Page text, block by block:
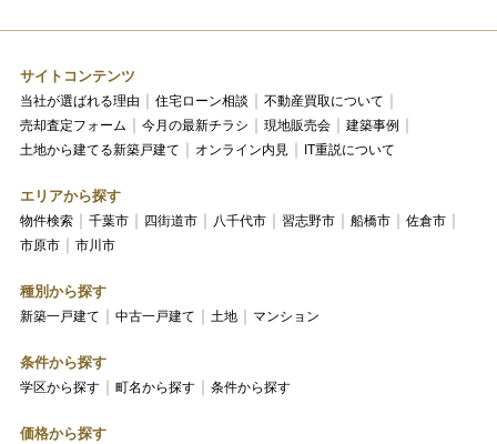
サイトコンテンツ
当社が選ばれる理由 住宅ローン相談
不動産買取について
売却査定フォーム
今月の最新チラシ 現地販売会
建築事例
土地から建てる新築戸建て
オンライン内見 IT重説について
エリアから探す
物件検索 千葉市 四街道市 八千代市 習志野市 船橋市
佐倉市
市原市
市川市
種別から探す
新築一戸建て 中古一戸建て 土地 マンション
条件から探す
学区から探す 町名から探す 条件から探す
価格から探す